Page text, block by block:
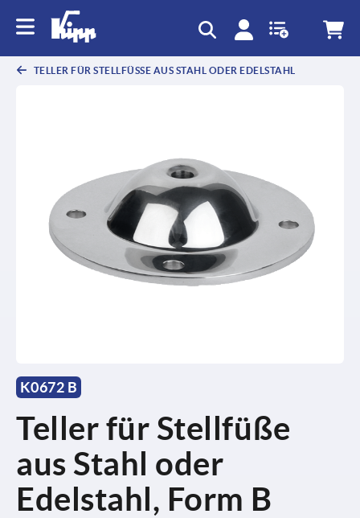
TELLER FÜR STELLFÜSSE AUS STAHL ODER EDELSTAHL
K0672 B
Teller für Stellfüße
aus Stahl oder
Edelstahl, Form B